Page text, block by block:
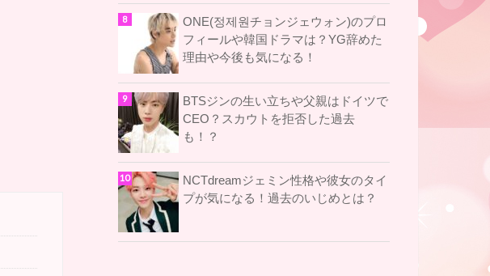
ONE(정제원チョンジェウォン)のプロ
フィールや韓国ドラマは？YG辞めた
理由や今後も気になる！
BTSジンの生い立ちや父親はドイツで
CEO？スカウトを拒否した過去
も！？
NCTdreamジェミン性格や彼女のタイ
プが気になる！過去のいじめとは？